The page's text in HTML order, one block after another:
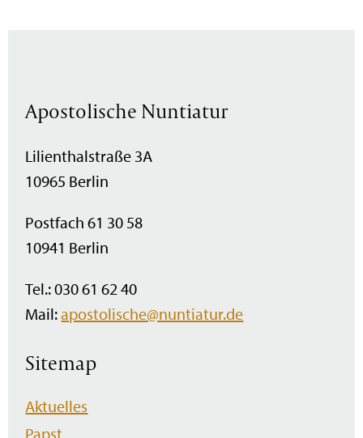
Apostolische Nuntiatur
Lilienthalstraße 3A
10965 Berlin
Postfach 61 30 58
10941 Berlin
Tel.: 030 61 62 40
Mail:apostolische@nuntiatur.de
Sitemap
Navigation
überspringen
Aktuelles
Papst